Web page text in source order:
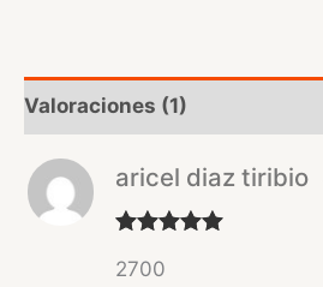
Valoraciones (1)
con5de 5
aricel diaz tiribio
2700